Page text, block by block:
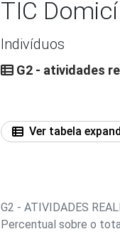
TIC
Indivíduos
G2 - atividades
Ver tabela
G2 - ATIVIDADES
Percentual sobre o